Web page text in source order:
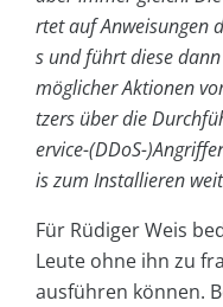
rtet auf Anweisungen
s und führt diese
möglicher Aktionen
tzers über die
ervice-(DDoS-
is zum Installieren
Für Rüdiger Weis
Leute ohne ihn zu
ausführen können.